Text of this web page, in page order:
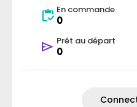
En commande
0
Prêt au départ
0